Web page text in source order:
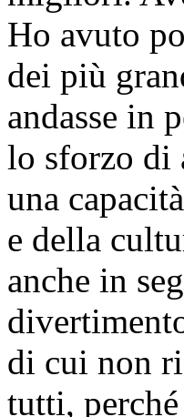
Ho avuto
dei più
andasse in
lo sforzo di
una
e della
anche in
di cui non
tutti,